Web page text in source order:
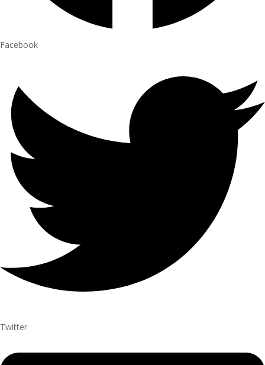
Facebook
Twitter